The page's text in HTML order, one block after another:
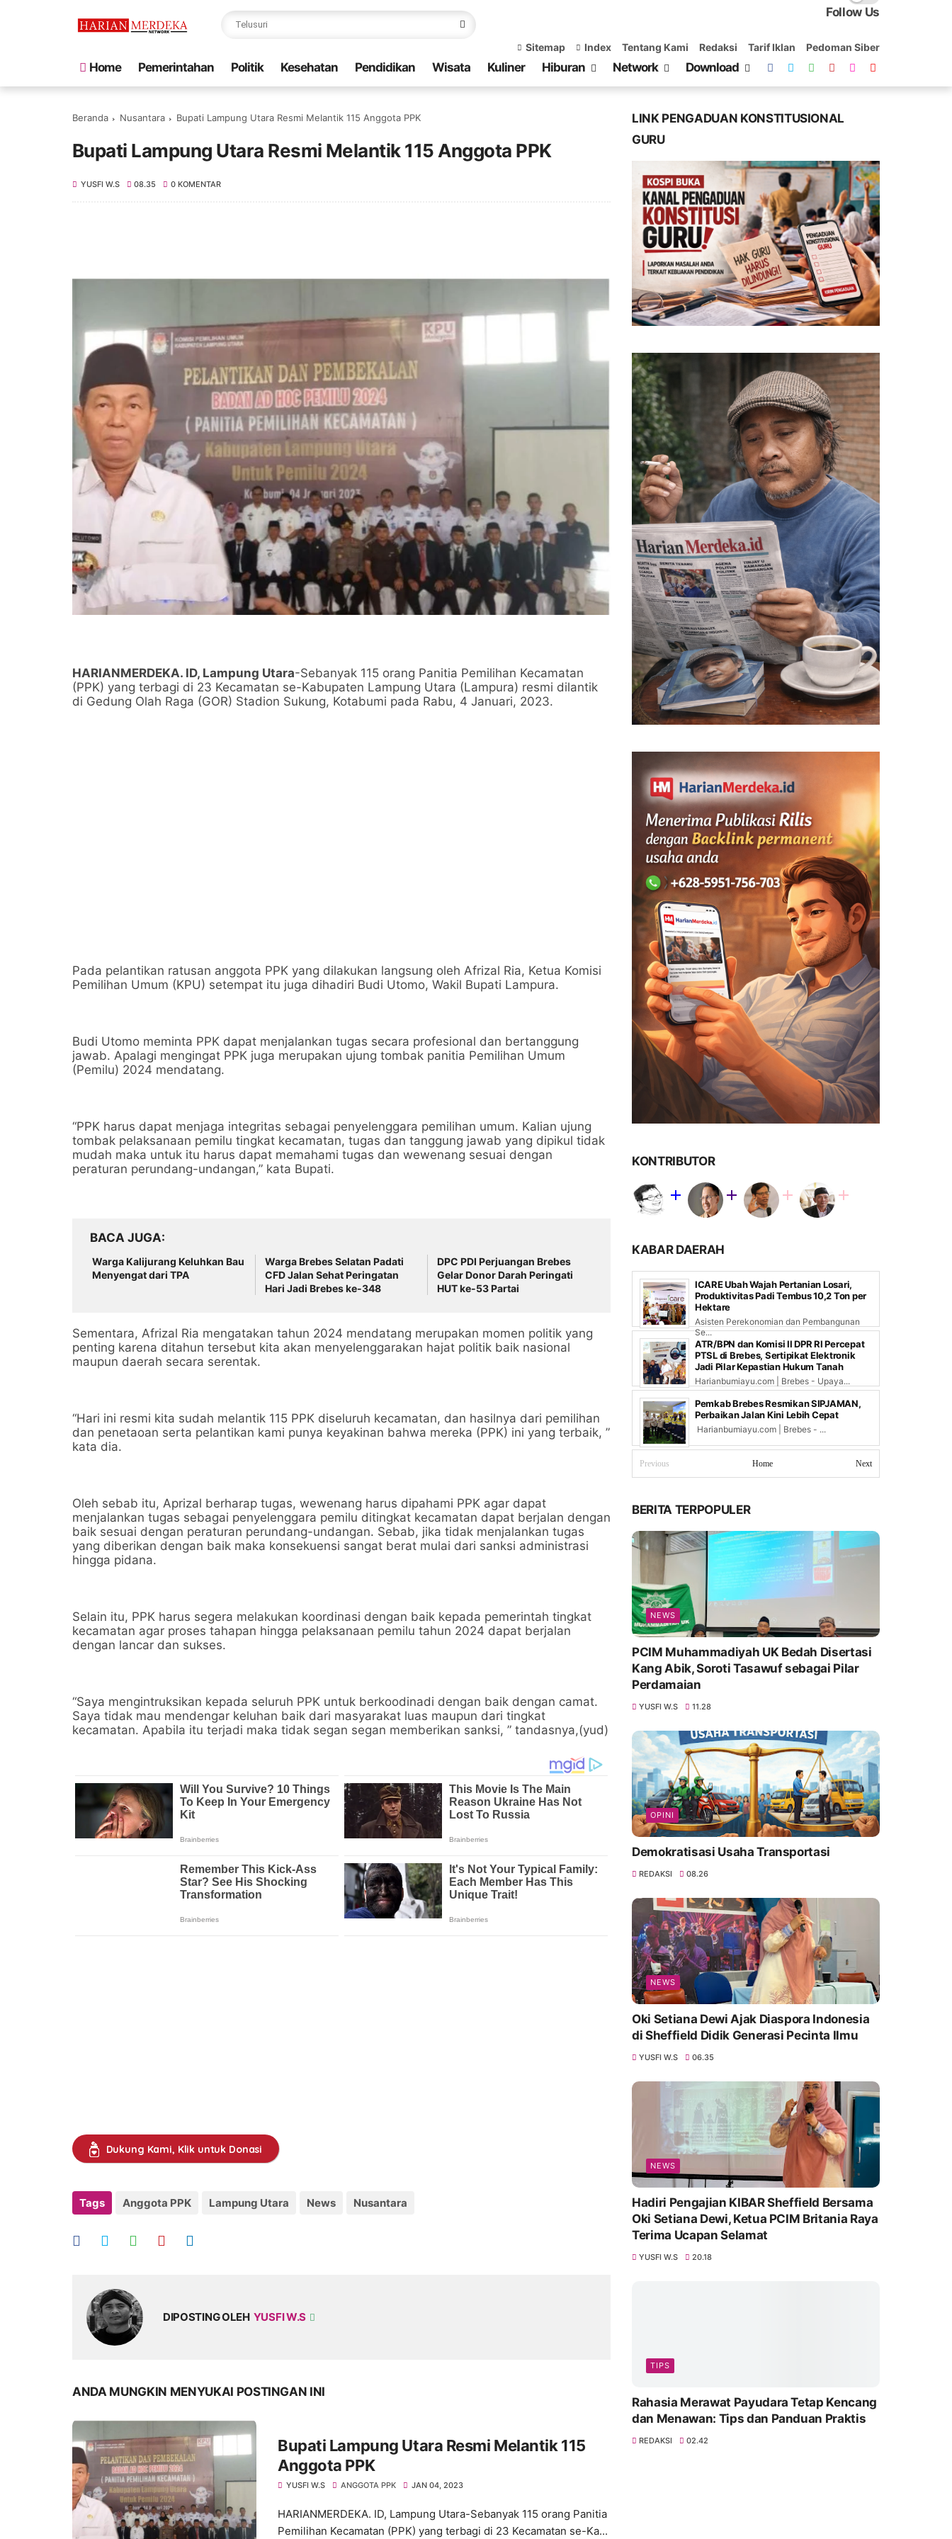
Follow Us
Sitemap Index Tentang Kami Redaksi Tarif Iklan Pedoman Siber
Home Pemerintahan Politik Kesehatan Pendidikan Wisata Kuliner Hiburan Network Download
Beranda Nusantara Bupati Lampung Utara Resmi Melantik 115 Anggota PPK
Bupati Lampung Utara Resmi Melantik 115 Anggota PPK
YUSFI W.S 08.35 0 KOMENTAR
HARIANMERDEKA. ID, Lampung Utara-Sebanyak 115 orang Panitia Pemilihan Kecamatan
(PPK) yang terbagi di 23 Kecamatan se-Kabupaten Lampung Utara (Lampura) resmi dilantik
di Gedung Olah Raga (GOR) Stadion Sukung, Kotabumi pada Rabu, 4 Januari, 2023.
Pada pelantikan ratusan anggota PPK yang dilakukan langsung oleh Afrizal Ria, Ketua Komisi
Pemilihan Umum (KPU) setempat itu juga dihadiri Budi Utomo, Wakil Bupati Lampura.
Budi Utomo meminta PPK dapat menjalankan tugas secara profesional dan bertanggung
jawab. Apalagi mengingat PPK juga merupakan ujung tombak panitia Pemilihan Umum
(Pemilu) 2024 mendatang.
“PPK harus dapat menjaga integritas sebagai penyelenggara pemilihan umum. Kalian ujung
tombak pelaksanaan pemilu tingkat kecamatan, tugas dan tanggung jawab yang dipikul tidak
mudah maka untuk itu harus dapat memahami tugas dan wewenang sesuai dengan
peraturan perundang-undangan,” kata Bupati.
BACA JUGA
Warga Kalijurang Keluhkan Bau
Menyengat dari TPA
Warga Brebes Selatan Padati
CFD Jalan Sehat Peringatan
Hari Jadi Brebes ke-348
DPC PDI Perjuangan Brebes
Gelar Donor Darah Peringati
HUT ke-53 Partai
Sementara, Afrizal Ria mengatakan tahun 2024 mendatang merupakan momen politik yang
penting karena ditahun tersebut kita akan menyelenggarakan hajat politik baik nasional
maupun daerah secara serentak.
“Hari ini resmi kita sudah melantik 115 PPK diseluruh kecamatan, dan hasilnya dari pemilihan
dan penetaoan serta pelantikan kami punya keyakinan bahwa mereka (PPK) ini yang terbaik, ”
kata dia.
Oleh sebab itu, Aprizal berharap tugas, wewenang harus dipahami PPK agar dapat
menjalankan tugas sebagai penyelenggara pemilu ditingkat kecamatan dapat berjalan dengan
baik sesuai dengan peraturan perundang-undangan. Sebab, jika tidak menjalankan tugas
yang diberikan dengan baik maka konsekuensi sangat berat mulai dari sanksi administrasi
hingga pidana.
Selain itu, PPK harus segera melakukan koordinasi dengan baik kepada pemerintah tingkat
kecamatan agar proses tahapan hingga pelaksanaan pemilu tahun 2024 dapat berjalan
dengan lancar dan sukses.
“Saya mengintruksikan kepada seluruh PPK untuk berkoodinadi dengan baik dengan camat.
Saya tidak mau mendengar keluhan baik dari masyarakat luas maupun dari tingkat
kecamatan. Apabila itu terjadi maka tidak segan segan memberikan sanksi, ” tandasnya,(yud)
Dukung Kami, Klik untuk Donasi
Tags Anggota PPK Lampung Utara News Nusantara
DIPOSTING OLEH YUSFI W.S
ANDA MUNGKIN MENYUKAI POSTINGAN INI
Bupati Lampung Utara Resmi Melantik 115
Anggota PPK
YUSFI W.S ANGGOTA PPK JAN 04, 2023
HARIANMERDEKA. ID, Lampung Utara-Sebanyak 115 orang Panitia
Pemilihan Kecamatan (PPK) yang terbagi di 23 Kecamatan se-Ka...
LINK PENGADUAN KONSTITUSIONAL
GURU
KONTRIBUTOR
KABAR DAERAH
ICARE Ubah Wajah Pertanian Losari,
Produktivitas Padi Tembus 10,2 Ton per
Hektare
Asisten Perekonomian dan Pembangunan
Se...
ATR/BPN dan Komisi II DPR RI Percepat
PTSL di Brebes, Sertipikat Elektronik
Jadi Pilar Kepastian Hukum Tanah
Harianbumiayu.com | Brebes - Upaya...
Pemkab Brebes Resmikan SIPJAMAN,
Perbaikan Jalan Kini Lebih Cepat
Harianbumiayu.com | Brebes - ...
Previous Next
Home
BERITA TERPOPULER
NEWS
PCIM Muhammadiyah UK Bedah Disertasi
Kang Abik, Soroti Tasawuf sebagai Pilar
Perdamaian
YUSFI W.S 11.28
OPINI
Demokratisasi Usaha Transportasi
REDAKSI 08.26
NEWS
Oki Setiana Dewi Ajak Diaspora Indonesia
di Sheffield Didik Generasi Pecinta Ilmu
YUSFI W.S 06.35
NEWS
Hadiri Pengajian KIBAR Sheffield Bersama
Oki Setiana Dewi, Ketua PCIM Britania Raya
Terima Ucapan Selamat
YUSFI W.S 20.18
TIPS
Rahasia Merawat Payudara Tetap Kencang
dan Menawan: Tips dan Panduan Praktis
REDAKSI 02.42